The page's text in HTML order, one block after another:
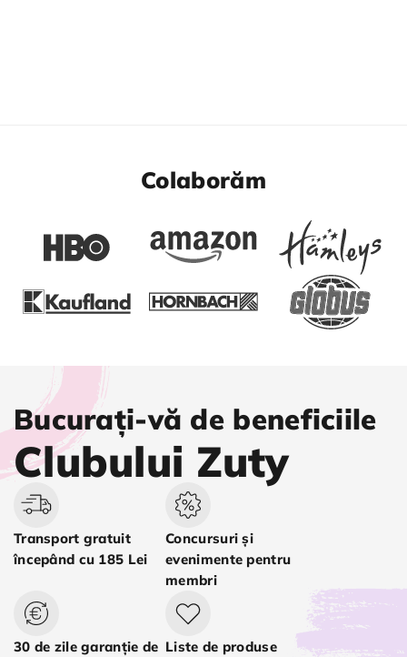
Colaborăm
Bucurați-vă de beneficiile
Clubului Zuty
Transport gratuit
începând cu 185 Lei
Concursuri și
evenimente pentru
membri
30 de zile garanție de Liste de produse